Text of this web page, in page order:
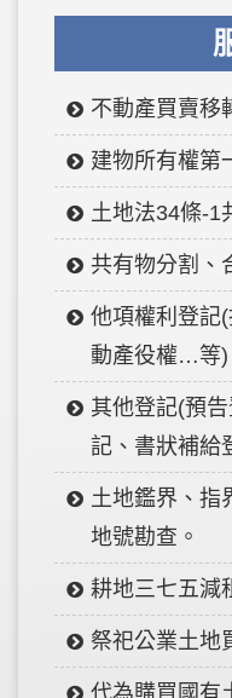
不動產買賣移
建物所有權第
土地法34條-1
共有物分割、
他項權利登記
動產役權…等)
其他登記(預
記、書狀補給
土地鑑界、指
地號勘查。
耕地三七五減
祭祀公業土地
代為購買國有